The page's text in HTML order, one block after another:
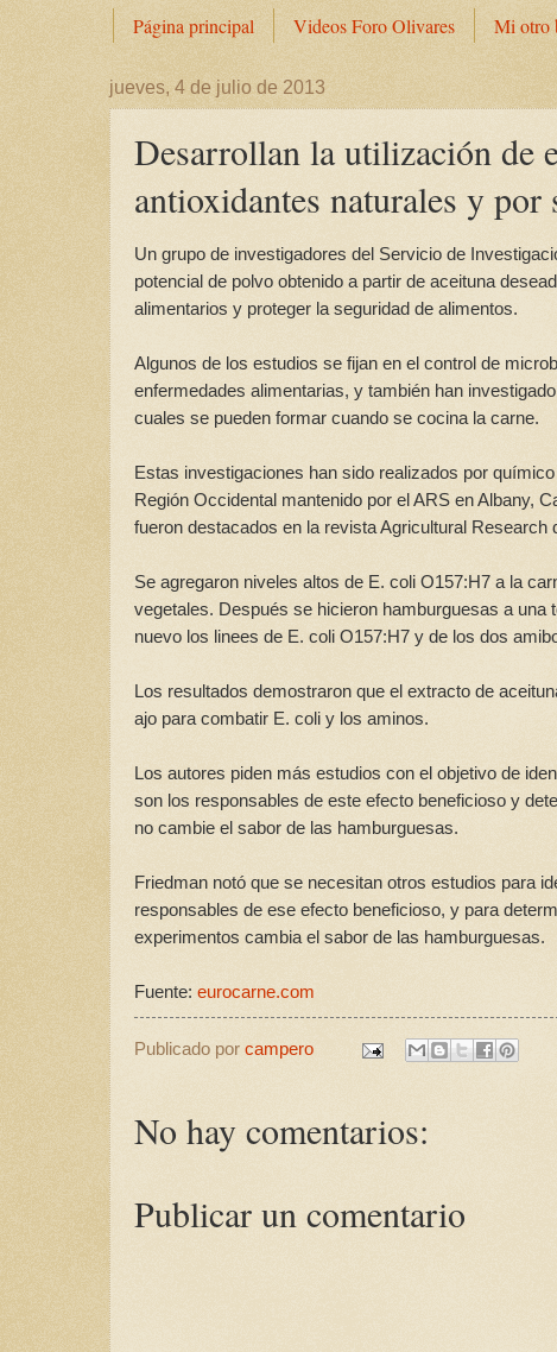
Página principal Videos Foro Olivares Mi otro
jueves, 4 de julio de 2013
Desarrollan la utilización de
antioxidantes naturales y
Un grupo de investigadores del Servicio de
potencial de polvo obtenido a partir de aceituna
alimentarios y proteger la seguridad de alimentos.
Algunos de los estudios se fijan en el control de
enfermedades alimentarias, y también han
cuales se pueden formar cuando se cocina la carne.
Estas investigaciones han sido realizados por
Región Occidental mantenido por el ARS en Albany,
fueron destacados en la revista Agricultural Research
Se agregaron niveles altos de E. coli O157:H7 a la
vegetales. Después se hicieron hamburguesas a
nuevo los linees de E. coli O157:H7 y de los dos
Los resultados demostraron que el extracto de
ajo para combatir E. coli y los aminos.
Los autores piden más estudios con el objetivo de
son los responsables de este efecto beneficioso y
no cambie el sabor de las hamburguesas.
Friedman notó que se necesitan otros estudios para
responsables de ese efecto beneficioso, y para
experimentos cambia el sabor de las hamburguesas.
Fuente: eurocarne.com
Publicado por campero
No hay comentarios:
Publicar un comentario